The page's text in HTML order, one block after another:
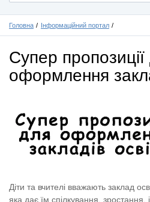
Головна Інформаційний портал
Супер
оформлення
Діти та вчителі вважають заклад
яка дає їм спілкування,